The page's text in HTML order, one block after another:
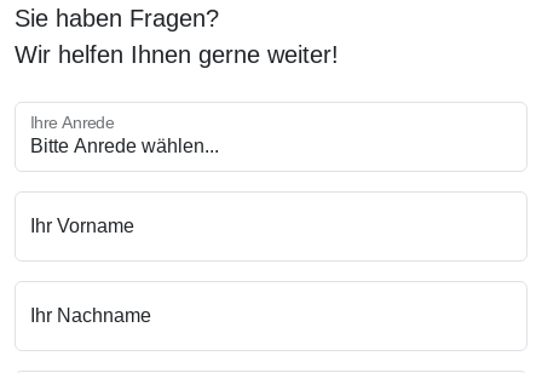
Sie haben Fragen?
Wir helfen Ihnen gerne weiter!
Ihre Anrede
Ihr Vorname
Ihr Nachname